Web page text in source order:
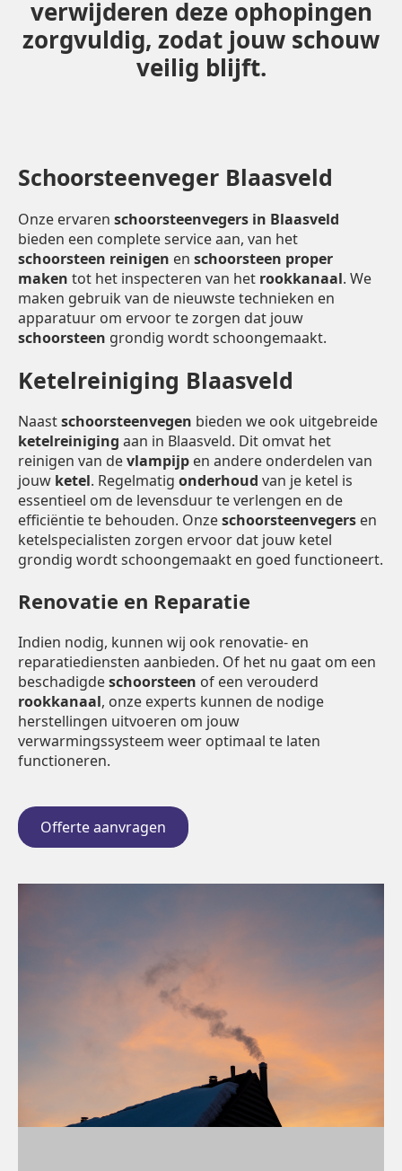
verwijderen deze ophopingen
zorgvuldig, zodat jouw schouw
veilig blijft.
Schoorsteenveger Blaasveld
Onze ervaren schoorsteenvegers in Blaasveld
bieden een complete service aan, van het
schoorsteen reinigen en schoorsteen proper
maken tot het inspecteren van het rookkanaal. We
maken gebruik van de nieuwste technieken en
apparatuur om ervoor te zorgen dat jouw
schoorsteen grondig wordt schoongemaakt.
Ketelreiniging Blaasveld
Naastschoorsteenvegen bieden we ook uitgebreide
ketelreiniging aan in Blaasveld. Dit omvat het
reinigen van devlampijp en andere onderdelen van
jouw ketel. Regelmatig onderhoud van je ketel is
essentieel om de levensduur te verlengen en de
efficiëntie te behouden. Onzeschoorsteenvegers en
ketelspecialisten zorgen ervoor dat jouw ketel
grondig wordt schoongemaakt en goed functioneert.
Renovatie en Reparatie
Indien nodig, kunnen wij ook renovatie- en
reparatiediensten aanbieden. Of het nu gaat om een
beschadigdeschoorsteen of een verouderd
rookkanaal, onze experts kunnen de nodige
herstellingen uitvoeren om jouw
verwarmingssysteem weer optimaal te laten
functioneren.
Offerte aanvragen